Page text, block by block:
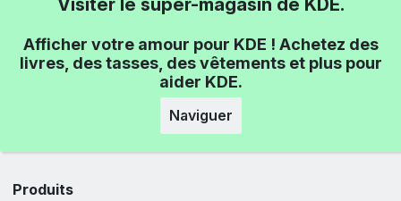
Afficher votre amour pour KDE ! Achetez des
livres, des tasses, des vêtements et plus pour
aider KDE.
Naviguer
Produits